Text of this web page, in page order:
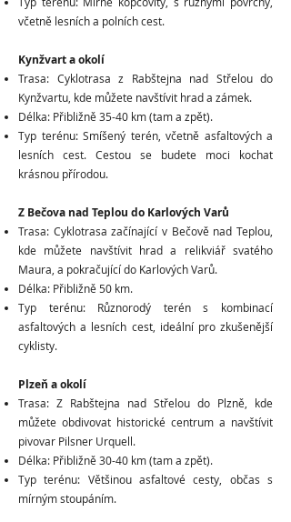
včetně lesních a polních cest.
Kynžvart a okolí
Trasa: Cyklotrasa z Rabštejna nad Střelou do
Kynžvartu, kde můžete navštívit hrad a zámek.
Délka: Přibližně 35-40 km (tam a zpět).
Typ terénu: Smíšený terén, včetně asfaltových a
lesních cest. Cestou se budete moci kochat
krásnou přírodou.
Z Bečova nad Teplou do Karlových Varů
Trasa: Cyklotrasa začínající v Bečově nad Teplou,
kde můžete navštívit hrad a relikviář svatého
Maura, a pokračující do Karlových Varů.
Délka: Přibližně 50 km.
Typ terénu: Různorodý terén s kombinací
asfaltových a lesních cest, ideální pro zkušenější
cyklisty.
Plzeň a okolí
Trasa: Z Rabštejna nad Střelou do Plzně, kde
můžete obdivovat historické centrum a navštívit
pivovar Pilsner Urquell.
Délka: Přibližně 30-40 km (tam a zpět).
Typ terénu: Většinou asfaltové cesty, občas s
mírným stoupáním.